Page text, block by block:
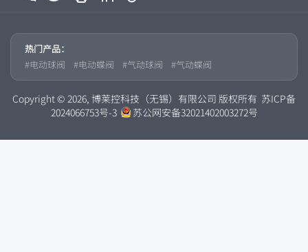
热门产品：
电动球阀
电动蝶阀 气动球阀 气动蝶阀
Copyright © 2026, 博莱控科技（无锡）有限公司 版权所有 苏ICP备
2024066753号-3
苏公网安备32021402003272号